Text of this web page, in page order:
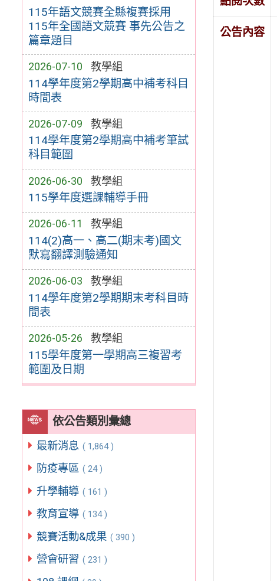
115年語文競賽全縣複賽採用
115年全國語文競賽 事先公告之
篇章題目
2026-07-10 教學組
114學年度第2學期高中補考科目
時間表
2026-07-09 教學組
114學年度第2學期高中補考筆試
科目範圍
2026-06-30 教學組
115學年度選課輔導手冊
2026-06-11 教學組
114(2)高一、高二(期末考)國文
默寫翻譯測驗通知
2026-06-03 教學組
114學年度第2學期期末考科目時
間表
2026-05-26 教學組
115學年度第一學期高三複習考
範圍及日期
依公告類別彙總
最新消息 ( 1,864 )
防疫專區 ( 24 )
升學輔導 ( 161 )
教育宣導 ( 134 )
競賽活動&成果 ( 390 )
營會研習 ( 231 )
公告內容